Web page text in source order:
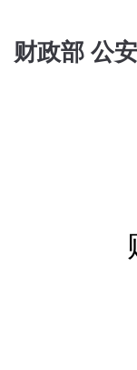
财政部 公